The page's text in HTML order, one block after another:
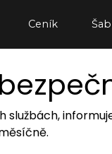
Ceník
službách,